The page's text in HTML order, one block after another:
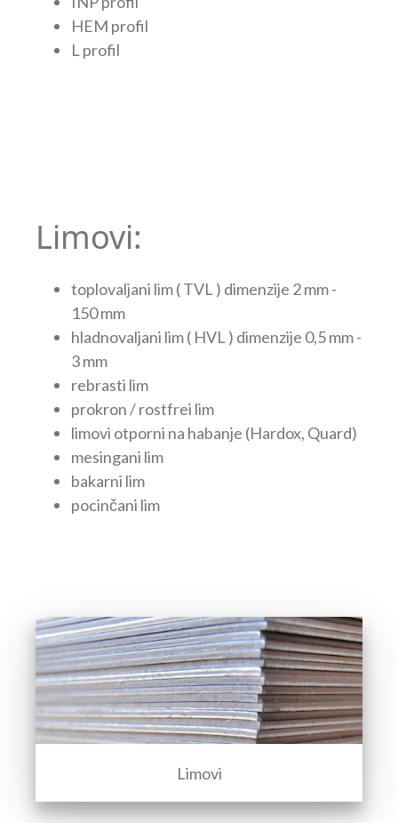
HEM profil
L profil
Limovi:
toplovaljani lim ( TVL ) dimenzije 2 mm -
150 mm
hladnovaljani lim ( HVL ) dimenzije 0,5 mm -
3 mm
rebrasti lim
prokron / rostfrei lim
limovi otporni na habanje (Hardox, Quard)
mesingani lim
bakarni lim
pocinčani lim
Limovi